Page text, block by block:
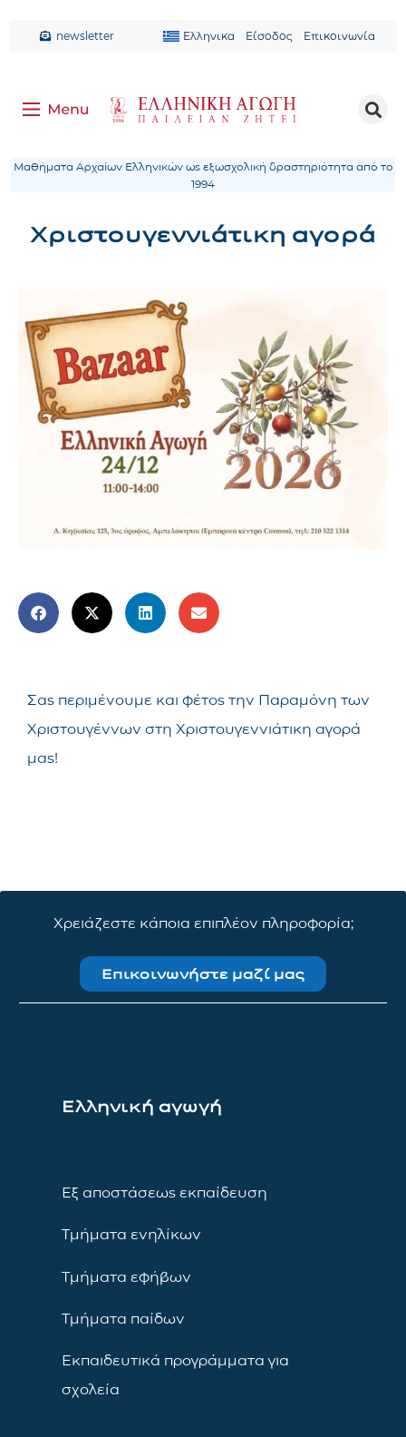
newsletter Ελληνικα Είσοδος Επικοινωνία
Μαθήματα Αρχαίων Ελληνικών ως εξωσχολική δραστηριότητα από το
1994
Χριστουγεννιάτικη αγορά
Σας περιμένουμε και φέτος την Παραμόνη των
Χριστουγέννων στη Χριστουγεννιάτικη αγορά
μας!
Χρειάζεστε κάποια επιπλέον πληροφορία;
Επικοινωνήστε μαζί μας
Ελληνική αγωγή
Εξ αποστάσεως εκπαίδευση
Τμήματα ενηλίκων
Τμήματα εφήβων
Τμήματα παίδων
Εκπαιδευτικά προγράμματα για
σχολεία